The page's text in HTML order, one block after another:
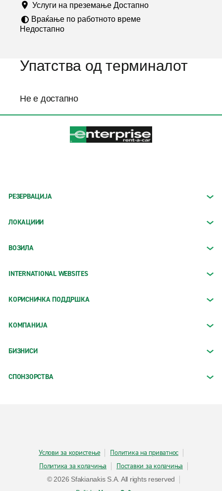
о
р
Услуги на преземање Достапно
Враќање по работното време
Недостапно
Упатства од терминалот
Не е достапно
РЕЗЕРВАЦИЈА
ЛОКАЦИИИ
ВОЗИЛА
INTERNATIONAL WEBSITES
КОРИСНИЧКА ПОДДРШКА
КОМПАНИЈА
БИЗНИСИ
СПОНЗОРСТВА
Услови за користење
Политика на приватнос
Политика за колачиња
Поставки за колачиња
© 2026 Sfakianakis S.A. All rights reserved